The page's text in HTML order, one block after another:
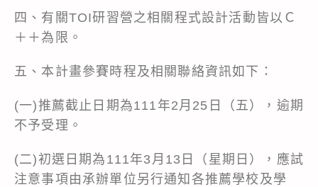
四、有關TOI研習營之相關程式設計活動皆以Ｃ
＋＋為限。
五、本計畫參賽時程及相關聯絡資訊如下：
(一)推薦截止日期為111年2月25日（五），逾期
不予受理。
(二)初選日期為111年3月13日（星期日），應試
注意事項由承辦單位另行通知各推薦學校及學